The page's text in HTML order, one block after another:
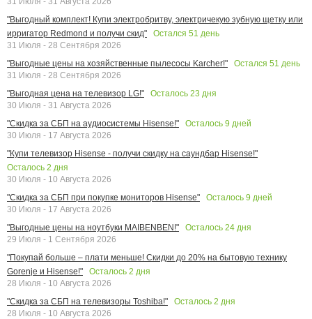
"Выгодный комплект! Купи электробритву, электричекую зубную щетку или
ирригатор Redmond и получи скид"
Остался 51 день
31 Июля - 28 Сентября 2026
"Выгодные цены на хозяйственные пылесосы Karcher!"
Остался 51 день
31 Июля - 28 Сентября 2026
"Выгодная цена на телевизор LG!"
Осталось 23 дня
30 Июля - 31 Августа 2026
"Скидка за СБП на аудиосистемы Hisense!"
Осталось 9 дней
30 Июля - 17 Августа 2026
"Купи телевизор Hisense - получи скидку на саундбар Hisense!"
Осталось 2 дня
30 Июля - 10 Августа 2026
"Скидка за СБП при покупке мониторов Hisense"
Осталось 9 дней
30 Июля - 17 Августа 2026
"Выгодные цены на ноутбуки MAIBENBEN!"
Осталось 24 дня
29 Июля - 1 Сентября 2026
"Покупай больше – плати меньше! Скидки до 20% на бытовую технику
Gorenje и Hisense!"
Осталось 2 дня
28 Июля - 10 Августа 2026
"Скидка за СБП на телевизоры Toshiba!"
Осталось 2 дня
28 Июля - 10 Августа 2026